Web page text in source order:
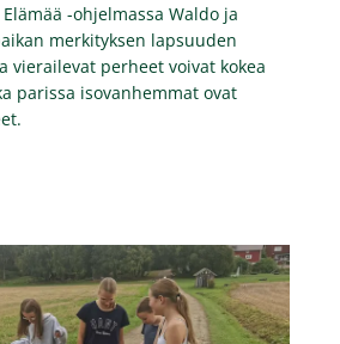
-ohjelmassa Waldo ja
merkityksen lapsuuden
vierailevat perheet voivat kokea
parissa isovanhemmat ovat